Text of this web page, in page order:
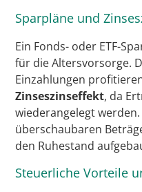
Sparpläne und
Ein Fonds- oder ETF-
für die Altersvorsorge.
Einzahlungen
Zinseszinseffekt, da
wiederangelegt
überschaubaren
den Ruhestand
Steuerliche Vorteile